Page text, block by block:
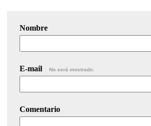
Nombre
E-mail No será mostrado.
Comentario